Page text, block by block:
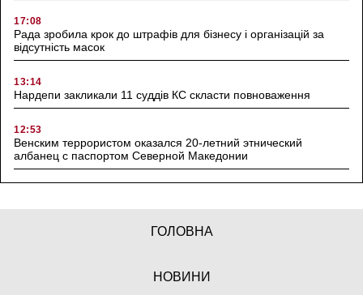
17:08
Рада зробила крок до штрафів для бізнесу і організацій за
відсутність масок
13:14
Нардепи закликали 11 суддів КС скласти повноваження
12:53
Венским террористом оказался 20-летний этнический
албанец с паспортом Северной Македонии
ГОЛОВНА
НОВИНИ